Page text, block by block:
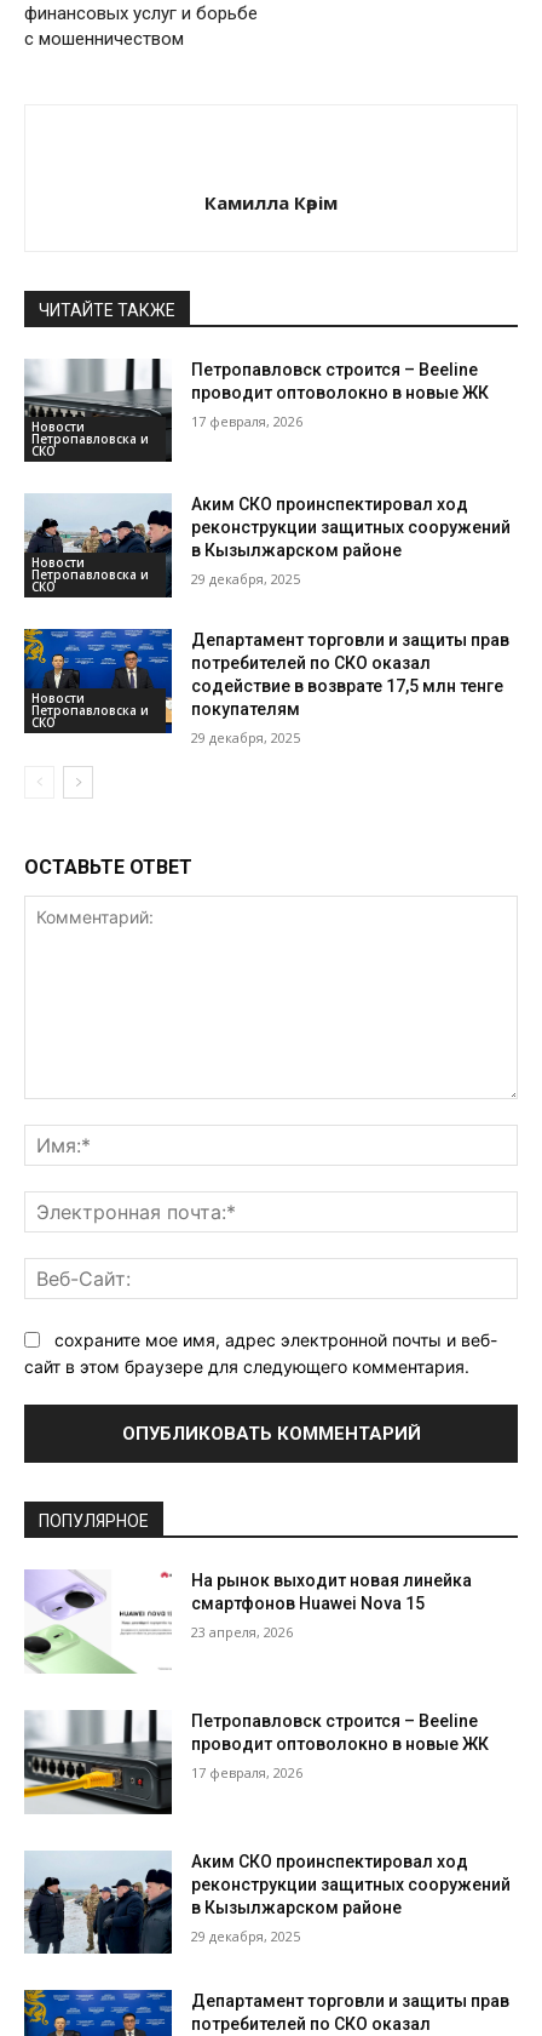
финансовых услуг и борьбе
с мошенничеством
Камилла Кәрім
ЧИТАЙТЕ ТАКЖЕ
Новости
Петропавловска и
СКО
Петропавловск строится – Beeline
проводит оптоволокно в новые ЖК
17 февраля, 2026
Новости
Петропавловска и
СКО
Аким СКО проинспектировал ход
реконструкции защитных сооружений
в Кызылжарском районе
29 декабря, 2025
Новости
Петропавловска и
СКО
Департамент торговли и защиты прав
потребителей по СКО оказал
содействие в возврате 17,5 млн тенге
покупателям
29 декабря, 2025
ОСТАВЬТЕ ОТВЕТ
сохраните мое имя, адрес электронной почты и веб-
сайт в этом браузере для следующего комментария.
ПОПУЛЯРНОЕ
На рынок выходит новая линейка
смартфонов Huawei Nova 15
23 апреля, 2026
Петропавловск строится – Beeline
проводит оптоволокно в новые ЖК
17 февраля, 2026
Аким СКО проинспектировал ход
реконструкции защитных сооружений
в Кызылжарском районе
29 декабря, 2025
Департамент торговли и защиты прав
потребителей по СКО оказал